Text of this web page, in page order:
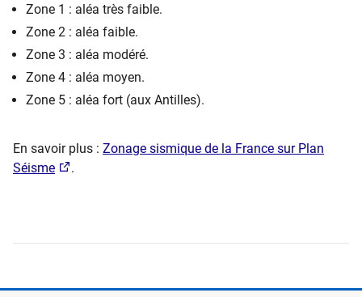
Zone 1 : aléa très faible.
Zone 2 : aléa faible.
Zone 3 : aléa modéré.
Zone 4 : aléa moyen.
Zone 5 : aléa fort (aux Antilles).
En savoir plus : Zonage sismique de la France sur Plan
Séisme
.